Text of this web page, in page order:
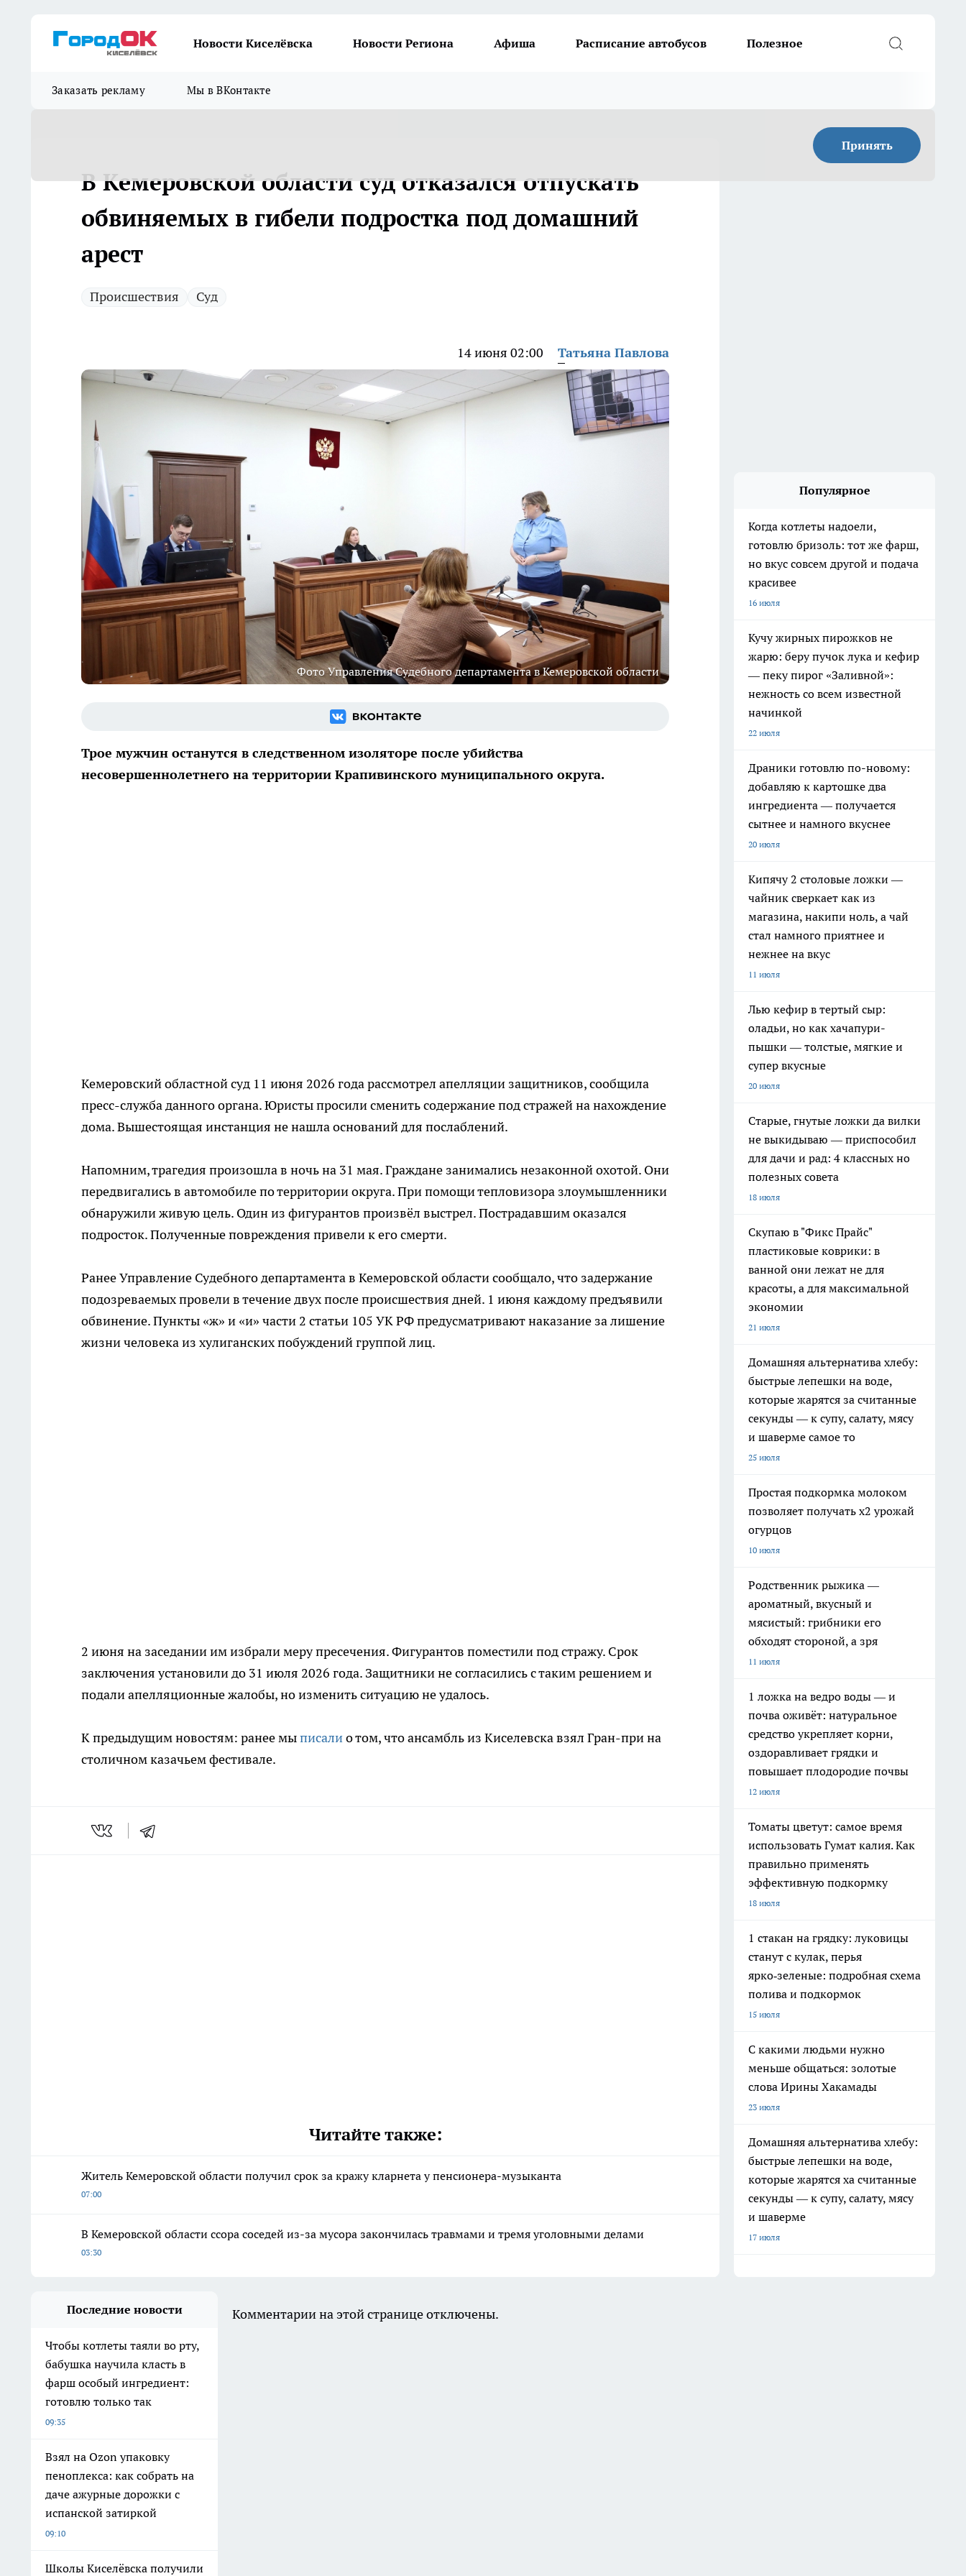
Новости Киселёвска Новости Региона Афиша Расписание автобусов Полезное
Заказать рекламу Мы в ВКонтакте
Принять
В Кемеровской области суд отказался отпускать
обвиняемых в гибели подростка под домашний
арест
Происшествия Суд
14 июня 02:00 Татьяна Павлова
Фото Управления Судебного департамента в Кемеровской области
Трое мужчин останутся в следственном изоляторе после убийства
несовершеннолетнего на территории Крапивинского муниципального округа.
Кемеровский областной суд 11 июня 2026 года рассмотрел апелляции защитников, сообщила
пресс-служба данного органа. Юристы просили сменить содержание под стражей на нахождение
дома. Вышестоящая инстанция не нашла оснований для послаблений.
Напомним, трагедия произошла в ночь на 31 мая. Граждане занимались незаконной охотой. Они
передвигались в автомобиле по территории округа. При помощи тепловизора злоумышленники
обнаружили живую цель. Один из фигурантов произвёл выстрел. Пострадавшим оказался
подросток. Полученные повреждения привели к его смерти.
Ранее Управление Судебного департамента в Кемеровской области сообщало, что задержание
подозреваемых провели в течение двух после происшествия дней. 1 июня каждому предъявили
обвинение. Пункты «ж» и «и» части 2 статьи 105 УК РФ предусматривают наказание за лишение
жизни человека из хулиганских побуждений группой лиц.
2 июня на заседании им избрали меру пресечения. Фигурантов поместили под стражу. Срок
заключения установили до 31 июля 2026 года. Защитники не согласились с таким решением и
подали апелляционные жалобы, но изменить ситуацию не удалось.
К предыдущим новостям: ранее мыписалио том, что ансамбль из Киселевска взял Гран-при на
столичном казачьем фестивале.
Читайте также:
Житель Кемеровской области получил срок за кражу кларнета у пенсионера-музыканта
07:00
В Кемеровской области ссора соседей из-за мусора закончилась травмами и тремя уголовными делами
03:30
Популярное
Когда котлеты надоели,
готовлю бризоль: тот же фарш,
но вкус совсем другой и подача
красивее
16 июля
Кучу жирных пирожков не
жарю: беру пучок лука и кефир
— пеку пирог «Заливной»:
нежность со всем известной
начинкой
22 июля
Драники готовлю по-новому:
добавляю к картошке два
ингредиента — получается
сытнее и намного вкуснее
20 июля
Кипячу 2 столовые ложки —
чайник сверкает как из
магазина, накипи ноль, а чай
стал намного приятнее и
нежнее на вкус
11 июля
Лью кефир в тертый сыр:
оладьи, но как хачапури-
пышки — толстые, мягкие и
супер вкусные
20 июля
Старые, гнутые ложки да вилки
не выкидываю — приспособил
для дачи и рад: 4 классных но
полезных совета
18 июля
Скупаю в "Фикс Прайс"
пластиковые коврики: в
ванной они лежат не для
красоты, а для максимальной
экономии
21 июля
Домашняя альтернатива хлебу:
быстрые лепешки на воде,
которые жарятся за считанные
секунды — к супу, салату, мясу
и шаверме самое то
25 июля
Простая подкормка молоком
позволяет получать х2 урожай
огурцов
10 июля
Родственник рыжика —
ароматный, вкусный и
мясистый: грибники его
обходят стороной, а зря
11 июля
1 ложка на ведро воды — и
почва оживёт: натуральное
средство укрепляет корни,
оздоравливает грядки и
повышает плодородие почвы
12 июля
Томаты цветут: самое время
использовать Гумат калия. Как
правильно применять
эффективную подкормку
18 июля
1 стакан на грядку: луковицы
станут с кулак, перья
ярко‑зеленые: подробная схема
полива и подкормок
15 июля
С какими людьми нужно
меньше общаться: золотые
слова Ирины Хакамады
23 июля
Домашняя альтернатива хлебу:
быстрые лепешки на воде,
которые жарятся ха считанные
секунды — к супу, салату, мясу
и шаверме
17 июля
Последние новости
Чтобы котлеты таяли во рту,
бабушка научила класть в
фарш особый ингредиент:
готовлю только так
09:35
Взял на Ozon упаковку
пеноплекса: как собрать на
даче ажурные дорожки с
испанской затиркой
09:10
Школы Киселёвска получили
Комментарии на этой странице отключены.